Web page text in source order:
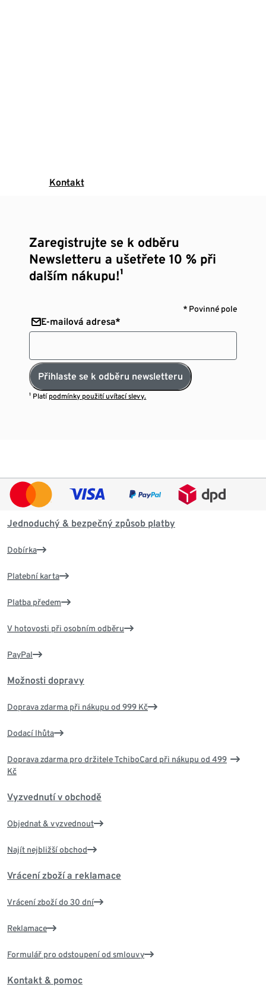
Kontakt
Zaregistrujte se k odběru
Newsletteru a ušetřete 10 % při
dalším nákupu!¹
* Povinné pole
E-mailová adresa*
Přihlaste se k odběru newsletteru
¹ Platí podmínky použití uvítací slevy.
Jednoduchý & bezpečný způsob platby
Dobírka
Platební karta
Platba předem
V hotovosti při osobním odběru
PayPal
Možnosti dopravy
Doprava zdarma při nákupu od 999 Kč
Dodací lhůta
Doprava zdarma pro držitele TchiboCard při nákupu od 499
Kč
Vyzvednutí v obchodě
Objednat & vyzvednout
Najít nejbližší obchod
Vrácení zboží a reklamace
Vrácení zboží do 30 dní
Reklamace
Formulář pro odstoupení od smlouvy
Kontakt & pomoc